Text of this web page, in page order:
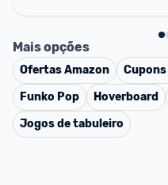
Mais opções
OfertasAmazon Cupons
Funko Pop
Hoverboard
Jogos de tabuleiro